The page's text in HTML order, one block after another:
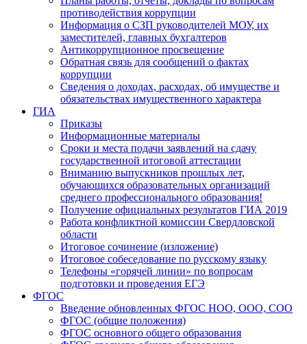
противодействия коррупции
Информация о СЗП руководителей МОУ, их
заместителей, главных бухгалтеров
Антикоррупционное просвещение
Обратная связь для сообщений о фактах
коррупции
Сведения о доходах, расходах, об имуществе и
обязательствах имущественного характера
ГИА
Приказы
Информационные материалы
Сроки и места подачи заявлений на сдачу
государственной итоговой аттестации
Вниманию выпускников прошлых лет,
обучающихся образовательных организаций
среднего профессионального образования!
Получение официальных результатов ГИА 2019
Работа конфликтной комиссии Свердловской
области
Итоговое сочинение (изложение)
Итоговое собеседование по русскому языку
Телефоны «горячей линии» по вопросам
подготовки и проведения ЕГЭ
ФГОС
Введение обновленных ФГОС НОО, ООО, СОО
ФГОС (общие положения)
ФГОС основного общего образования